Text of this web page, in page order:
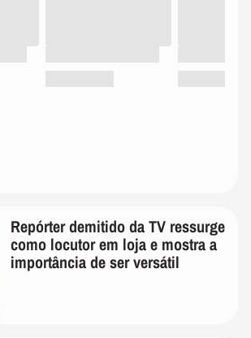
Repórter demitido da TV ressurge
como locutor em loja e mostra a
importância de ser versátil